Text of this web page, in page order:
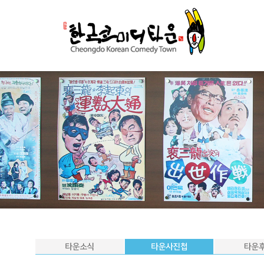
타운소식 타운사진첩 타운